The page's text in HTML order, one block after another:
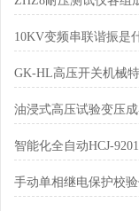
GK-HL高压开关机械
油浸式高压试验变压
手动单相继电保护校